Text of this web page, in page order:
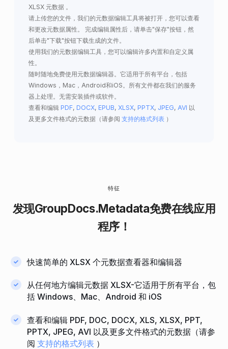
XLSX 元数据 。
请上传您的文件，我们的元数据编辑工具将被打开，您可以查看
和更改元数据属性。 完成编辑属性后，请单击"保存"按钮，然
后单击"下载"按钮下载生成的文件。
使用我们的元数据编辑工具，您可以编辑许多内置和自定义属
性。
随时随地免费使用元数据编辑器。它适用于所有平台，包括
Windows，Mac，Android和iOS。所有文件都在我们的服务
器上处理。无需安装插件或软件。
查看和编辑 PDF, DOCX, EPUB, XLSX, PPTX, JPEG, AVI 以
及更多文件格式的元数据（请参阅 支持的格式列表 ）
特征
发现GroupDocs.Metadata免费在线应用
程序！
快速简单的 XLSX 个元数据查看器和编辑器
从任何地方编辑元数据 XLSX-它适用于所有平台，包
括 Windows、Mac、Android 和 iOS
查看和编辑 PDF, DOC, DOCX, XLS, XLSX, PPT,
PPTX, JPEG, AVI 以及更多文件格式的元数据（请参
阅支持的格式列表 ）